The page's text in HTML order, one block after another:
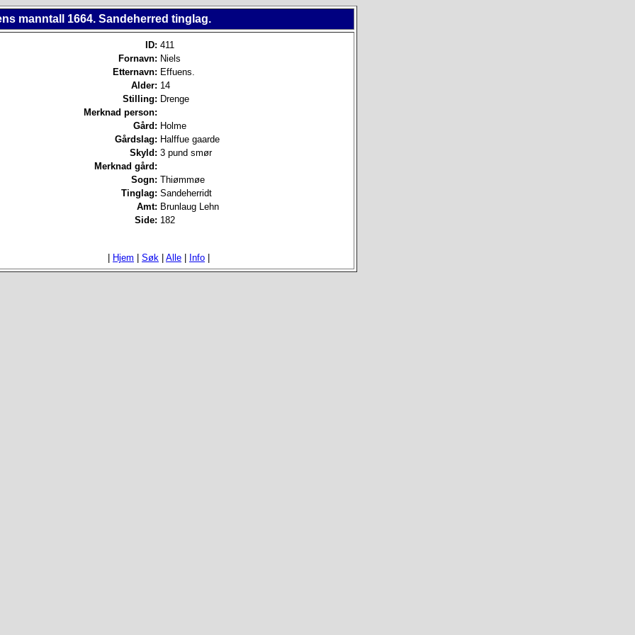
manntall 1664. Sandeherred tinglag.
ID: 411
Fornavn: Niels
Etternavn: Effuens.
Alder: 14
Stilling: Drenge
Merknad person:
Gård: Holme
Gårdslag: Halffue gaarde
Skyld: 3 pund smør
Merknad gård:
Sogn: Thiømmøe
Tinglag: Sandeherridt
Amt: Brunlaug Lehn
Side: 182
Hjem Søk Alle Info